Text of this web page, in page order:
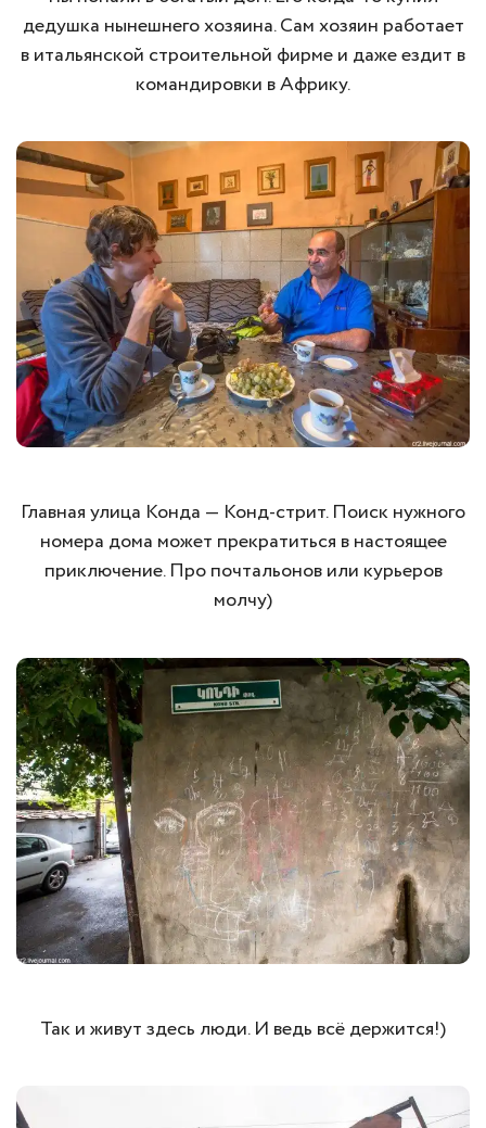
дедушка нынешнего хозяина. Сам хозяин работает
в итальянской строительной фирме и даже ездит в
командировки в Африку.
Главная улица Конда — Конд-стрит. Поиск нужного
номера дома может прекратиться в настоящее
приключение. Про почтальонов или курьеров
молчу)
Так и живут здесь люди. И ведь всё держится!)